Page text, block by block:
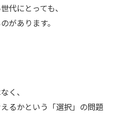
代にとっても、
があります。
く、
るかという「選択」の問題